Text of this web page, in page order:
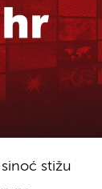
stižu